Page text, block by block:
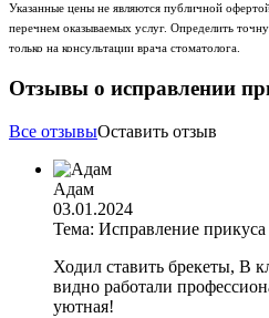
Указанные цены не являются публичной
перечнем оказываемых услуг. Определить
только на консультации врача стоматолога.
Отзывы о исправлении
Все отзывыОставить отзыв
Адам
03.01.2024
Тема: Исправление прикуса
Ходил ставить брекеты, В
видно работали
уютная!